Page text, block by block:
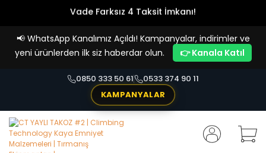
Vade Farksız 4 Taksit İmkanı!
📢 WhatsApp Kanalımız Açıldı! Kampanyalar, indirimler ve
yeni ürünlerden ilk siz haberdar olun.
👉 Kanala Katıl
0850 333 50 61
0533 374 90 11
KAMPANYALAR